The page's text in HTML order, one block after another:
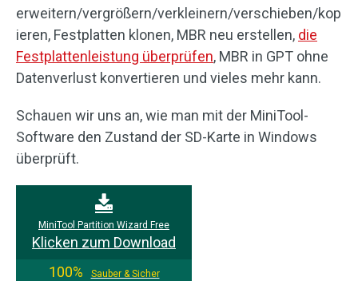
erweitern/vergrößern/verkleinern/verschieben/kop
ieren, Festplatten klonen, MBR neu erstellen, die
Festplattenleistung überprüfen, MBR in GPT ohne
Datenverlust konvertieren und vieles mehr kann.
Schauen wir uns an, wie man mit der MiniTool-
Software den Zustand der SD-Karte in Windows
überprüft.
MiniTool Partition Wizard Free
Klicken zum Download
100%
Sauber & Sicher